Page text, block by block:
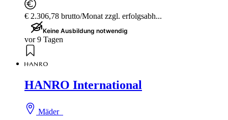
€ 2.306,78 brutto/Monat zzgl. erfolgsabh...
Keine Ausbildung notwendig
vor 9 Tagen
HANRO International
Mäder